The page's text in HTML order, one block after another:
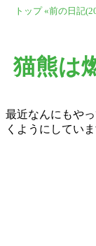
トップ «前の日記
猫熊は
最近なんにもや
くようにしていま